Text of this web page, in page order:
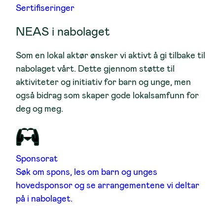
Sertifiseringer
NEAS i nabolaget
Som en lokal aktør ønsker vi aktivt å gi tilbake til
nabolaget vårt. Dette gjennom støtte til
aktiviteter og initiativ for barn og unge, men
også bidrag som skaper gode lokalsamfunn for
deg og meg.
Sponsorat
Søk om spons, les om barn og unges
hovedsponsor og se arrangementene vi deltar
på i nabolaget.